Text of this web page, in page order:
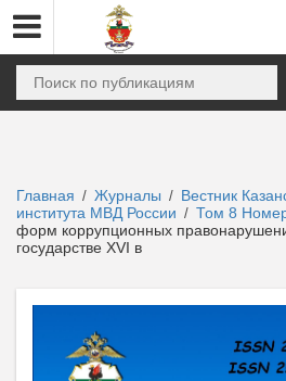
Главная / Журналы / Вестник
института МВД России / Том 8
форм коррупционных
государстве XVI в